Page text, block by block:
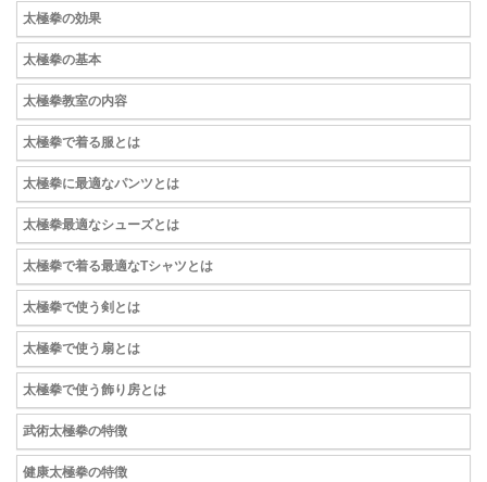
太極拳の効果
太極拳の基本
太極拳教室の内容
太極拳で着る服とは
太極拳に最適なパンツとは
太極拳最適なシューズとは
太極拳で着る最適なTシャツとは
太極拳で使う剣とは
太極拳で使う扇とは
太極拳で使う飾り房とは
武術太極拳の特徴
健康太極拳の特徴